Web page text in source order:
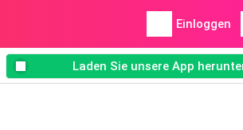
Einloggen
Laden Sie unsere App